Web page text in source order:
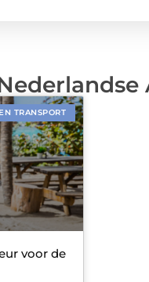
TRANSPORT
voor de